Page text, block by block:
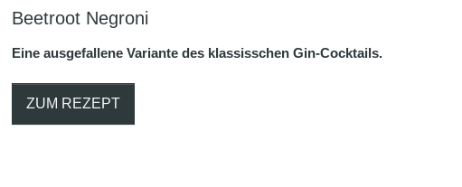
Beetroot Negroni
Eine ausgefallene Variante des klassisschen Gin-Cocktails.
ZUM REZEPT